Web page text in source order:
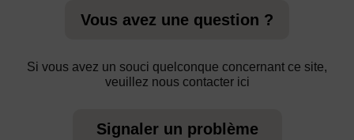
Vous avez une question ?
Si vous avez un souci quelconque concernant ce site,
veuillez nous contacter ici
Signaler un problème